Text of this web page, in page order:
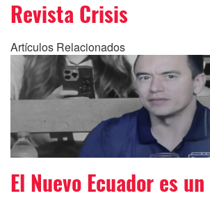
Revista Crisis
Artículos Relacionados
El Nuevo Ecuador es